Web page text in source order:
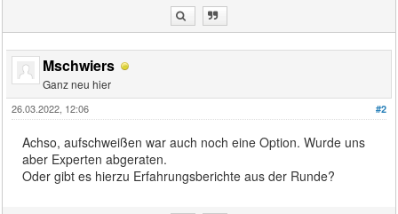
Mschwiers
Ganz neu hier
#2
26.03.2022, 12:06
Achso, aufschweißen war auch noch eine Option. Wurde uns
aber Experten abgeraten.
Oder gibt es hierzu Erfahrungsberichte aus der Runde?